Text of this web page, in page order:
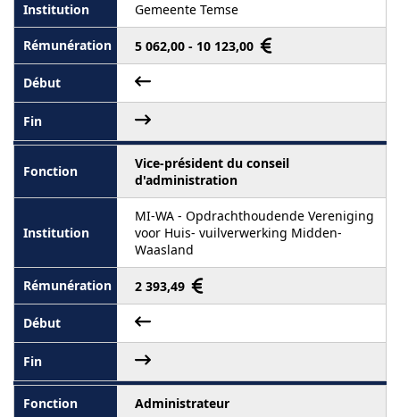
Gemeente Temse
5 062,00 - 10 123,00
Vice-président du conseil
d'administration
MI-WA - Opdrachthoudende Vereniging
voor Huis- vuilverwerking Midden-
Waasland
2 393,49
Administrateur